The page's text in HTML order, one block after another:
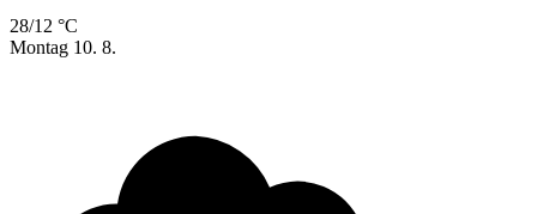
28/12 °C
Montag 10. 8.